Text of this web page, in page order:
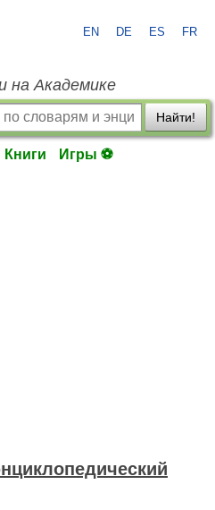
EN DE ES FR
на Академике
Найти!
Книги Игры ⚽